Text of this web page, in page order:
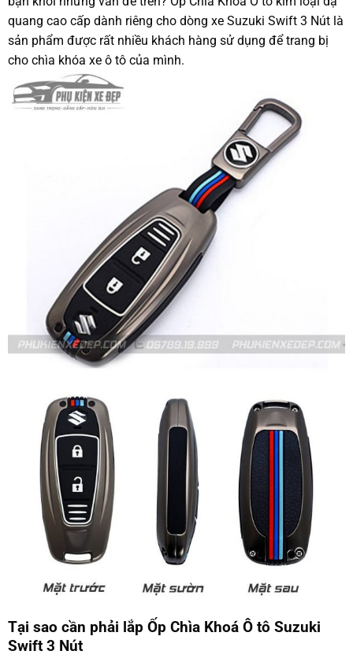
quang cao cấp dành riêng cho dòng xe Suzuki Swift 3 Nút là
sản phẩm được rất nhiều khách hàng sử dụng để trang bị
cho chìa khóa xe ô tô của mình.
Tại sao cần phải lắp Ốp Chìa Khoá Ô tô Suzuki
Swift 3 Nút